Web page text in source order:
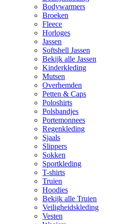
Bodywarmers
Broeken
Fleece
Horloges
Jassen
Softshell Jassen
Bekijk alle Jassen
Kinderkleding
Mutsen
Overhemden
Petten & Caps
Poloshirts
Polsbandjes
Portemonnees
Regenkleding
Sjaals
Slippers
Sokken
Sportkleding
T-shirts
Truien
Hoodies
Bekijk alle Truien
Veiligheidskleding
Vesten